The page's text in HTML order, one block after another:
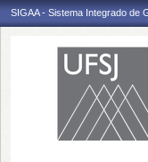
SIGAA - Sistema Integrado de